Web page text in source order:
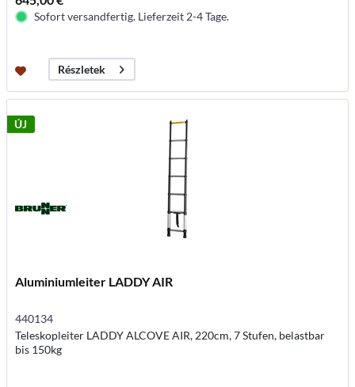
Sofort versandfertig. Lieferzeit 2-4 Tage.
Részletek
ÚJ
Aluminiumleiter LADDY AIR
440134
Teleskopleiter LADDY ALCOVE AIR, 220cm, 7 Stufen, belastbar
bis 150kg